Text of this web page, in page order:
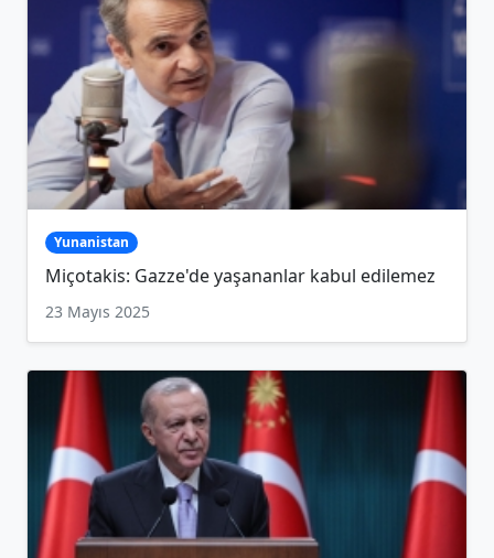
Yunanistan
Miçotakis: Gazze'de yaşananlar kabul edilemez
23 Mayıs 2025